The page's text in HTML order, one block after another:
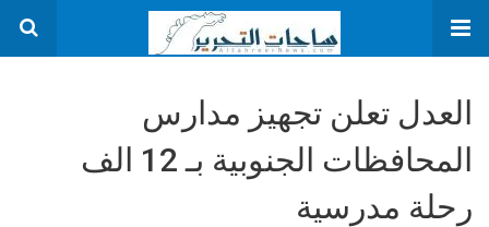
العدل تعلن تجهيز مدارس
المحافظات الجنوبية بـ 12 الف
رحلة مدرسية